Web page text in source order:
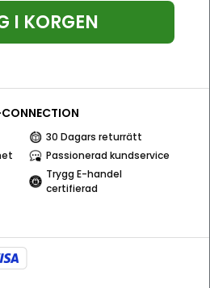
I KORGEN
30 Dagars returrätt
Passionerad kundservice
Trygg E-handel
certifierad